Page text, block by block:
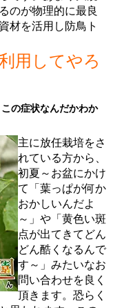
のが物理的に最良
材を活用し防鳥ト
用してやろ
の症状なんだかわか
主に放任栽培をさ
れている方から、
初夏～お盆にかけ
て「葉っぱが何か
おかしいんだよ
～」や「黄色い斑
点が出てきてどん
どん酷くなるんで
す～」みたいなお
問い合わせを良く
頂きます。恐らく